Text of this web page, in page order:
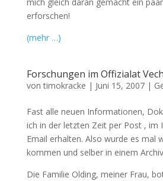
erforschen!
(mehr …)
Forschungen im Offizialat
vontimokracke | Juni 15, 2007|
Fast alle neuen Informationen,
ich in der letzten Zeit per Post , im
Email erhalten. Also wurde es mal
kommen und selber in einem
Die Familie Olding, meiner Frau,